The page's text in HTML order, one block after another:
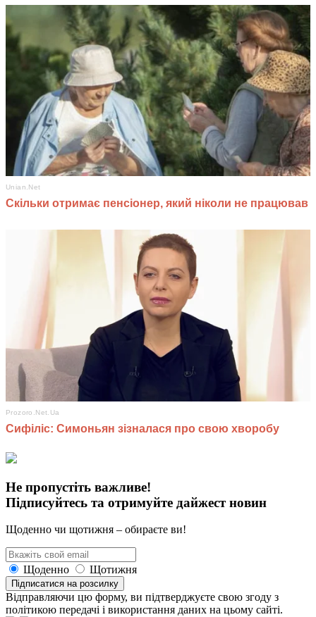
Не пропустіть важливе!
Підписуйтесь та отримуйте дайжест новин
Щоденно чи щотижня – обираєте ви!
Щоденно Щотижня
Підписатися на розсилку
Відправляючи цю форму, ви підтверджуєте свою згоду з
політикою передачі і використання даних на цьому сайті.